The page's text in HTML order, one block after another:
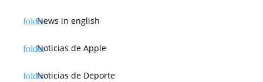
News in english
Noticias de Apple
Noticias de Deporte